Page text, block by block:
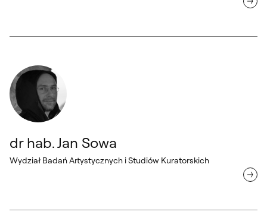
dr hab. Jan Sowa
Wydział Badań Artystycznych i Studiów Kuratorskich